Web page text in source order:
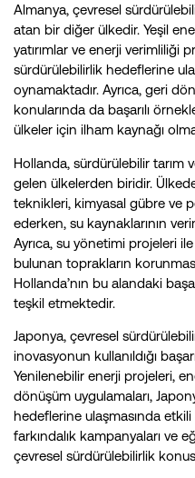
Almanya, çevresel
atan bir diğer ülkedir. Yeşil
yatırımlar ve enerji verimliliği
sürdürülebilirlik hedeflerine
oynamaktadır. Ayrıca, geri
konularında da başarılı
ülkeler için ilham kaynağı
Hollanda, sürdürülebilir tarım
gelen ülkelerden biridir.
teknikleri, kimyasal gübre ve
ederken, su kaynaklarının
Ayrıca, su yönetimi projeleri
bulunan toprakların
Hollanda’nın bu alandaki
teşkil etmektedir.
Japonya, çevresel
inovasyonun kullanıldığı
Yenilenebilir enerji projeleri,
dönüşüm uygulamaları,
hedeflerine ulaşmasında etkili
farkındalık kampanyaları ve
çevresel sürdürülebilirlik